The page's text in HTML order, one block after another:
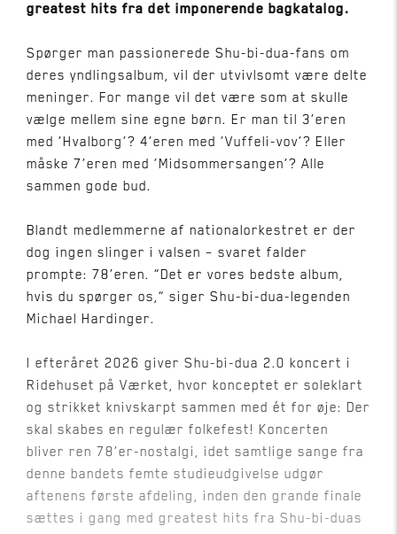
greatest hits fra det imponerende bagkatalog.
Spørger man passionerede Shu-bi-dua-fans om
deres yndlingsalbum, vil der utvivlsomt være delte
meninger. For mange vil det være som at skulle
vælge mellem sine egne børn. Er man til 3’eren
med ’Hvalborg’? 4’eren med ’Vuffeli-vov’? Eller
måske 7’eren med ’Midsommersangen’? Alle
sammen gode bud.
Blandt medlemmerne af nationalorkestret er der
dog ingen slinger i valsen – svaret falder
prompte: 78’eren. ”Det er vores bedste album,
hvis du spørger os,” siger Shu-bi-dua-legenden
Michael Hardinger.
I efteråret 2026 giver Shu-bi-dua 2.0 koncert i
Ridehuset på Værket, hvor konceptet er soleklart
og strikket knivskarpt sammen med ét for øje: Der
skal skabes en regulær folkefest! Koncerten
bliver ren 78’er-nostalgi, idet samtlige sange fra
denne bandets femte studieudgivelse udgør
aftenens første afdeling, inden den grande finale
sættes i gang med greatest hits fra Shu-bi-duas